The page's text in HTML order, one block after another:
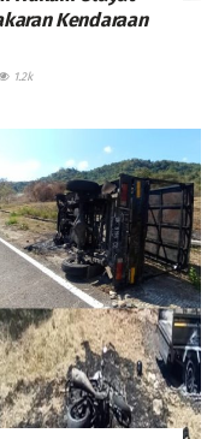
Kendaraan
1.2k